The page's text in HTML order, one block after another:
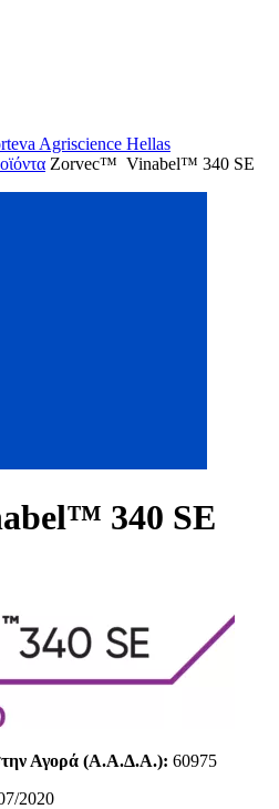
Agriscience Hellas
Zorvec™ Vinabel™ 340 SE
340 SE
Αγορά (Α.Α.Δ.Α.): 60975
2020